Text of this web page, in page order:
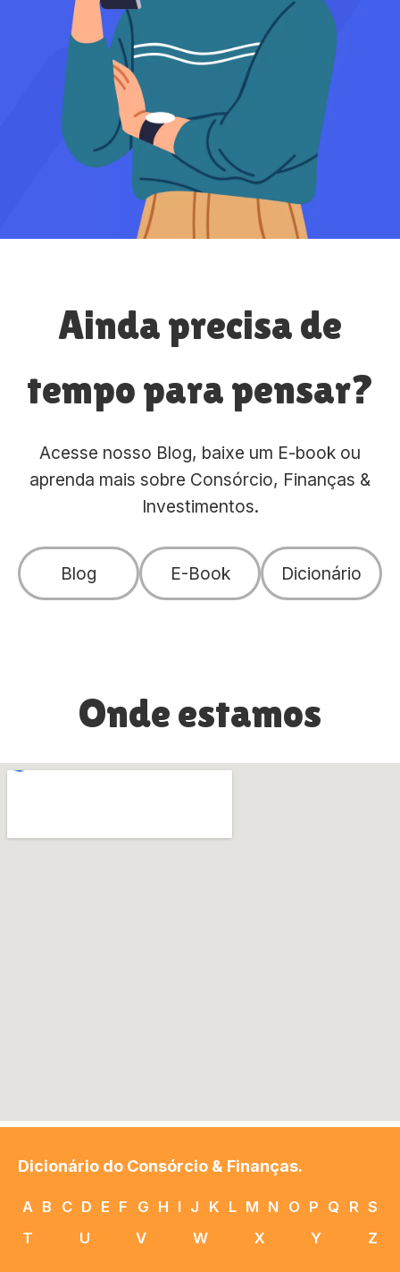
Ainda precisa de
tempo para pensar?
Acesse nosso Blog, baixe um E-book ou
aprenda mais sobre Consórcio, Finanças &
Investimentos.
Blog E-Book Dicionário
Onde estamos
Dicionário do Consórcio & Finanças.
A B C D E F G H I J K L M N O P Q R S
T
U V W X Y Z